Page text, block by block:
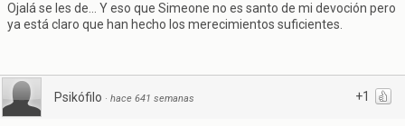
Ojalá se les de... Y eso que Simeone no es santo de mi devoción pero
ya está claro que han hecho los merecimientos suficientes.
+1
Psikófilo · hace 641 semanas